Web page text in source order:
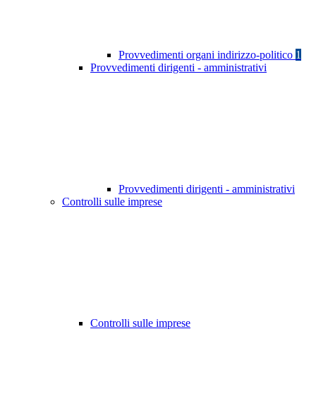
Provvedimenti organi indirizzo-politico 1
Provvedimenti dirigenti - amministrativi
Provvedimenti dirigenti - amministrativi
Controlli sulle imprese
Controlli sulle imprese